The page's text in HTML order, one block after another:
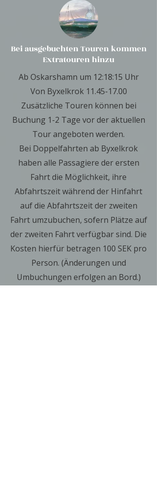
Bei ausgebuchten Touren kommen
Extratouren hinzu
Ab Oskarshamn um 12:18:15 Uhr
Von Byxelkrok 11.45-17.00
Zusätzliche Touren können bei
Buchung 1-2 Tage vor der aktuellen
Tour angeboten werden.
Bei Doppelfahrten ab Byxelkrok
haben alle Passagiere der ersten
Fahrt die Möglichkeit, ihre
Abfahrtszeit während der Hinfahrt
auf die Abfahrtszeit der zweiten
Fahrt umzubuchen, sofern Plätze auf
der zweiten Fahrt verfügbar sind. Die
Kosten hierfür betragen 100 SEK pro
Person. (Änderungen und
Umbuchungen erfolgen an Bord.)